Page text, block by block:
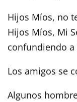
Hijos Míos, no
Hijos Míos, Mi
confundiendo
Los amigos se
Algunos